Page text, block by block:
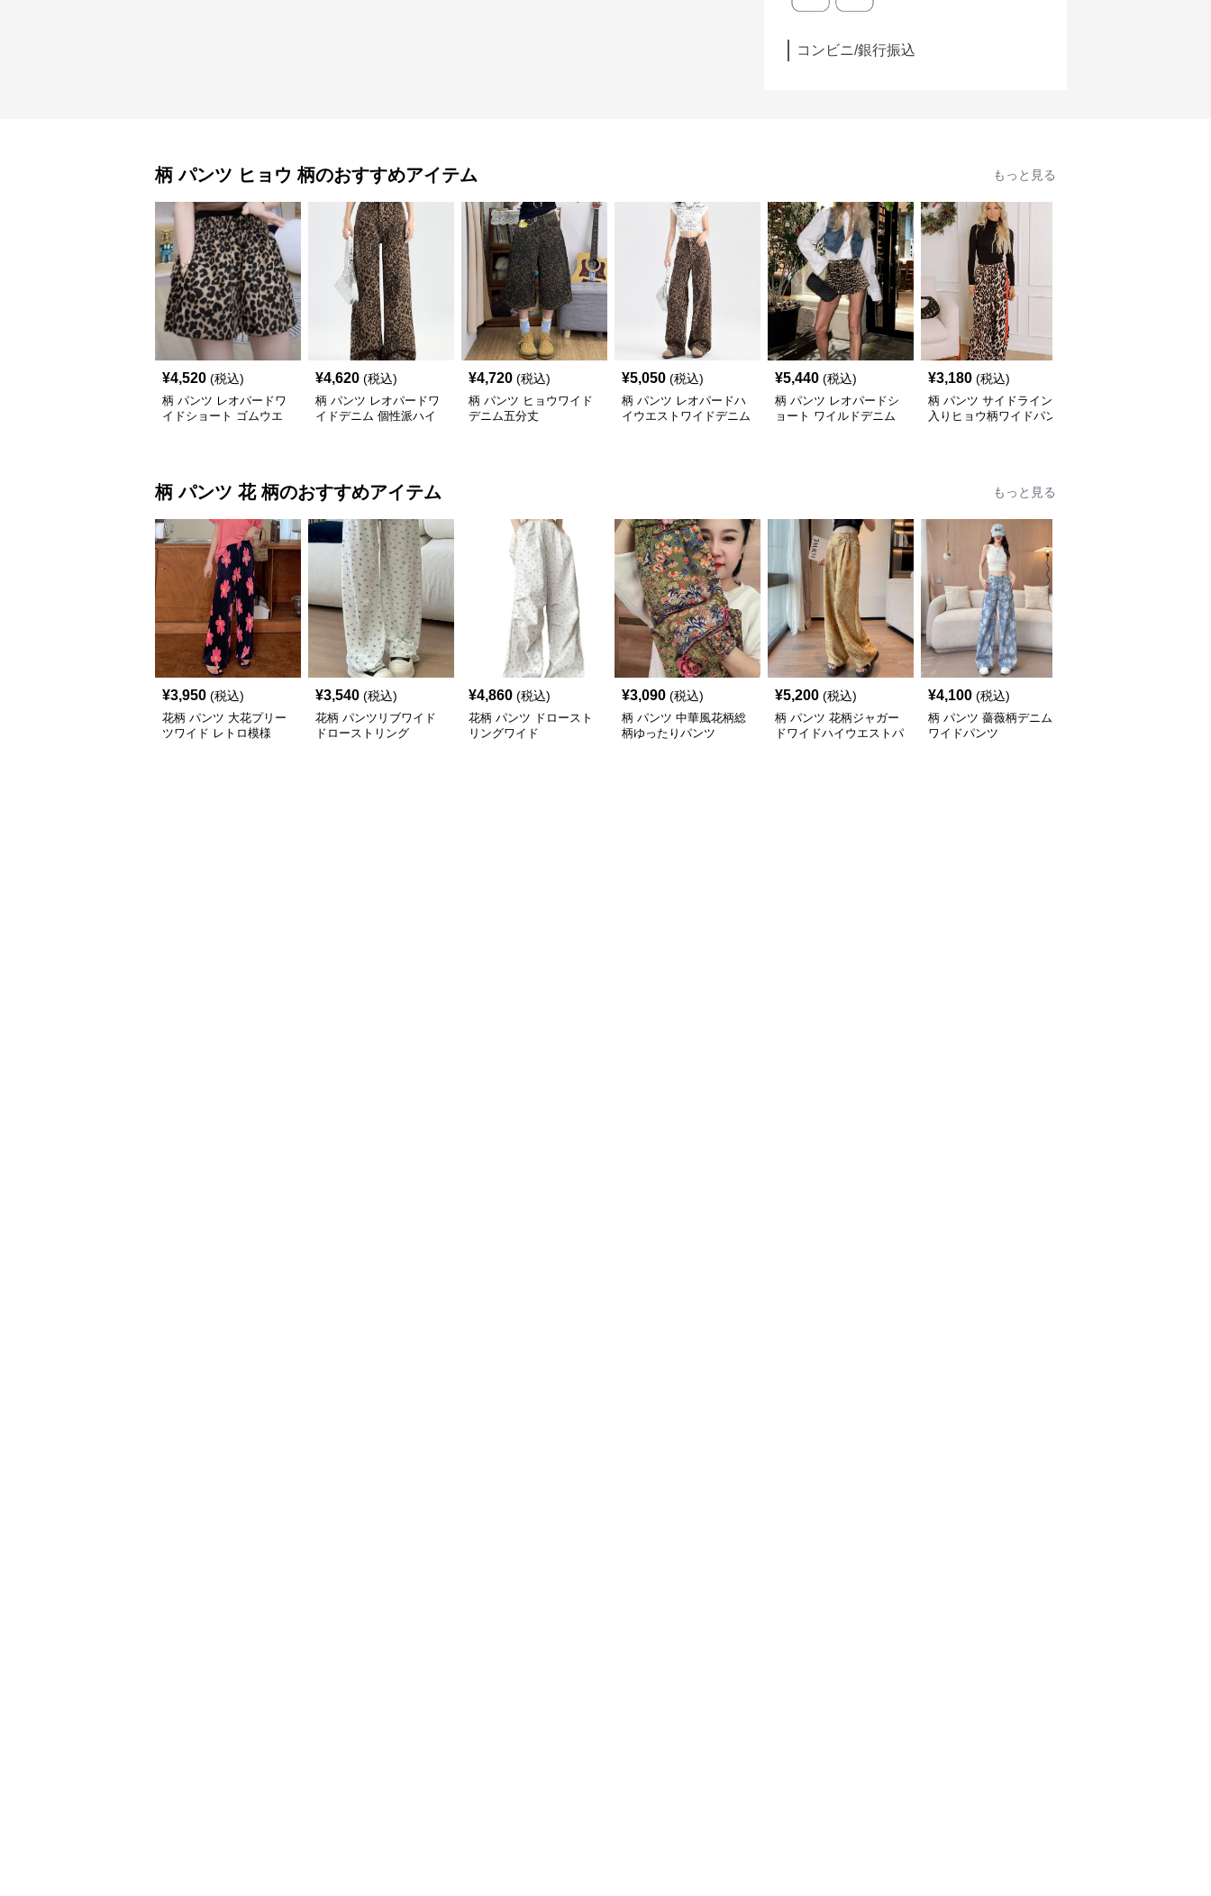
コンビニ/銀行振込
柄 パンツ ヒョウ 柄のおすすめアイテム もっと見る
¥4,520 (税込)
柄 パンツ レオパードワ
イドショート ゴムウエ
¥4,620 (税込)
柄 パンツ レオパードワ
イドデニム 個性派ハイ
¥4,720 (税込)
柄 パンツ ヒョウワイド
デニム五分丈
¥5,050 (税込)
柄 パンツ レオパードハ
イウエストワイドデニム
¥5,440 (税込)
柄 パンツ レオパードシ
ョート ワイルドデニム
¥3,180 (税込)
柄 パンツ サイドライン
入りヒョウ柄ワイドパン
柄 パンツ 花 柄のおすすめアイテム もっと見る
¥3,950 (税込)
花柄 パンツ 大花プリー
ツワイド レトロ模様
¥3,540 (税込)
花柄 パンツリブワイド
ドローストリング
¥4,860 (税込)
花柄 パンツ ドロースト
リングワイド
¥3,090 (税込)
柄 パンツ 中華風花柄総
柄ゆったりパンツ
¥5,200 (税込)
柄 パンツ 花柄ジャガー
ドワイドハイウエストパ
¥4,100 (税込)
柄 パンツ 薔薇柄デニム
ワイドパンツ